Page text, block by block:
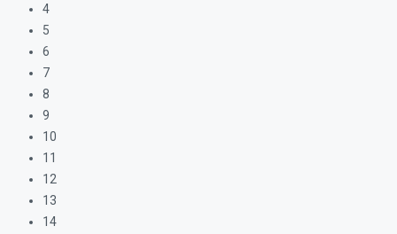
4
5
6
7
8
9
10
11
12
13
14